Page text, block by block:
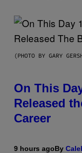
(PHOTO BY GARY
On This
Released
Career
9 hours agoBy